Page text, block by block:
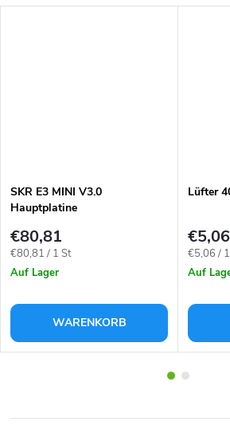
SKR E3 MINI V3.0
Hauptplatine
€80,81
Verkaufspreis:
€80,81 / 1 St
Auf Lager
WARENKORB
Lüfter
€5,06
€5,06 /
Auf